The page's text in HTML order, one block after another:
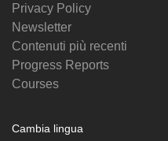
Privacy Policy
Newsletter
Contenuti più recenti
Progress Reports
Courses
Cambia lingua